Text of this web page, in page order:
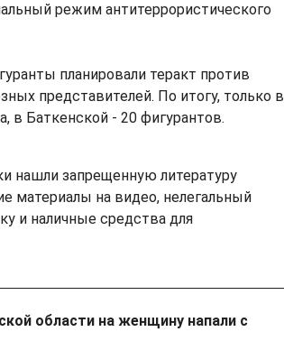
режим антитеррористического
планировали теракт против
представителей. По итогу, только в
в Баткенской - 20 фигурантов.
нашли запрещенную литературу
материалы на видео, нелегальный
и наличные средства для
области на женщину напали с